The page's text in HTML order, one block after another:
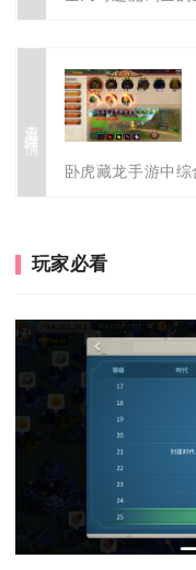
查看详情
玩家必看